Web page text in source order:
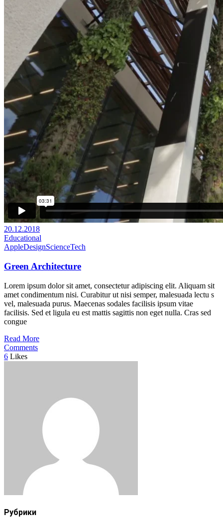
20.12.2018
Educational
AppleDesignScienceTech
Green Architecture
Lorem ipsum dolor sit amet, consectetur adipiscing elit. Aliquam sit
amet condimentum nisi. Curabitur ut nisi semper, malesuada lectu s
vel, malesuada purus. Maecenas sodales facilisis ipsum vitae
facilisis. Sed et ligula eu est mattis sagittis non eget nulla. Cras sed
congue
Read More
Comments
6 Likes
Рубрики